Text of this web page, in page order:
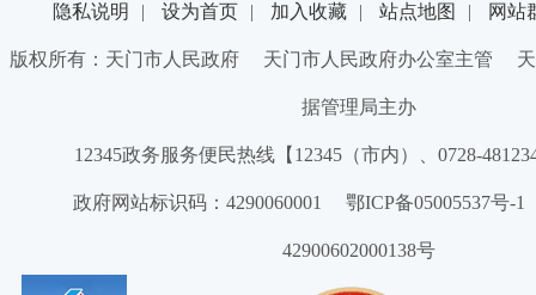
隐私说明 | 设为首页 | 加入收藏 | 站点地图 | 网站
版权所有：天门市人民政府 天门市人民政府办公室主管 天
据管理局主办
12345政务服务便民热线【12345（市内）、0728-
政府网站标识码：4290060001 鄂ICP备05005537号
42900602000138号